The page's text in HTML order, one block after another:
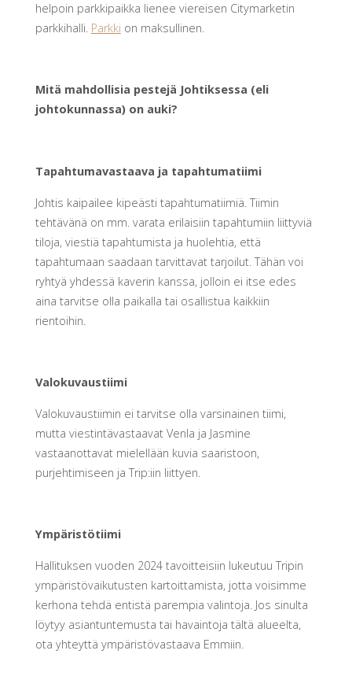
helpoin parkkipaikka lienee viereisen Citymarketin
parkkihalli. Parkki on maksullinen.
Mitä mahdollisia pestejä Johtiksessa (eli
johtokunnassa) on auki?
Tapahtumavastaava ja tapahtumatiimi
Johtis kaipailee kipeästi tapahtumatiimiä. Tiimin
tehtävänä on mm. varata erilaisiin tapahtumiin liittyviä
tiloja, viestiä tapahtumista ja huolehtia, että
tapahtumaan saadaan tarvittavat tarjoilut. Tähän voi
ryhtyä yhdessä kaverin kanssa, jolloin ei itse edes
aina tarvitse olla paikalla tai osallistua kaikkiin
rientoihin.
Valokuvaustiimi
Valokuvaustiimin ei tarvitse olla varsinainen tiimi,
mutta viestintävastaavat Venla ja Jasmine
vastaanottavat mielellään kuvia saaristoon,
purjehtimiseen ja Trip:iin liittyen.
Ympäristötiimi
Hallituksen vuoden 2024 tavoitteisiin lukeutuu Tripin
ympäristövaikutusten kartoittamista, jotta voisimme
kerhona tehdä entistä parempia valintoja. Jos sinulta
löytyy asiantuntemusta tai havaintoja tältä alueelta,
ota yhteyttä ympäristövastaava Emmiin.